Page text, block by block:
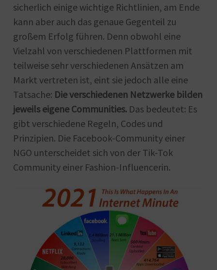
sicherlich einige wichtige Richtlinien, am Ende
kann aber auch das genaue Gegenteil zu
großem Erfolg führen. Denn obwohl eine
Vielzahl von verschiedenen Plattformen mit
teilweise sehr verschiedenen Ansätzen am
Markt vertreten ist, eint sie jedoch alle eine
Tatsache: Die verschiedenen Netzwerke bilden
jeweils eigene Communities.Das bedeutet: Es
gibt verschiedene Regeln, Codes und
Prinzipien. Die Facebook-Community einer
NGO unterscheidet sich von der Tik-Tok
Community einer Fashion-Influencerin.